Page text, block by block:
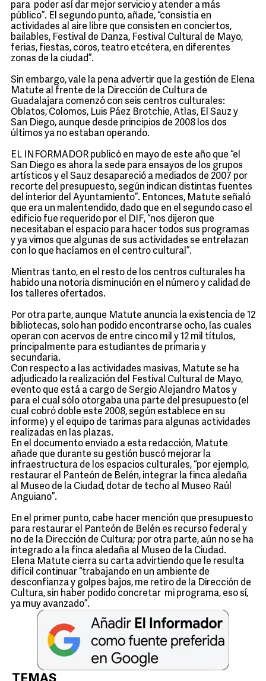
para poder así dar mejor servicio y atender a más
público”. El segundo punto, añade, “consistía en
actividades al aire libre que consisten en conciertos,
bailables, Festival de Danza, Festival Cultural de Mayo,
ferias, fiestas, coros, teatro etcétera, en diferentes
zonas de la ciudad”.
Sin embargo, vale la pena advertir que la gestión de Elena
Matute al frente de la Dirección de Cultura de
Guadalajara comenzó con seis centros culturales:
Oblatos, Colomos, Luis Páez Brotchie, Atlas, El Sauz y
San Diego, aunque desde principios de 2008 los dos
últimos ya no estaban operando.
EL INFORMADOR publicó en mayo de este año que “el
San Diego es ahora la sede para ensayos de los grupos
artísticos y el Sauz desapareció a mediados de 2007 por
recorte del presupuesto, según indican distintas fuentes
del interior del Ayuntamiento”. Entonces, Matute señaló
que era un malentendido, dado que en el segundo caso el
edificio fue requerido por el DIF, “nos dijeron que
necesitaban el espacio para hacer todos sus programas
y ya vimos que algunas de sus actividades se entrelazan
con lo que hacíamos en el centro cultural”.
Mientras tanto, en el resto de los centros culturales ha
habido una notoria disminución en el número y calidad de
los talleres ofertados.
Por otra parte, aunque Matute anuncia la existencia de 12
bibliotecas, solo han podido encontrarse ocho, las cuales
operan con acervos de entre cinco mil y 12 mil títulos,
principalmente para estudiantes de primaria y
secundaria.
Con respecto a las actividades masivas, Matute se ha
adjudicado la realización del Festival Cultural de Mayo,
evento que está a cargo de Sergio Alejandro Matos y
para el cual sólo otorgaba una parte del presupuesto (el
cual cobró doble este 2008, según establece en su
informe) y el equipo de tarimas para algunas actividades
realizadas en las plazas.
En el documento enviado a esta redacción, Matute
añade que durante su gestión buscó mejorar la
infraestructura de los espacios culturales, “por ejemplo,
restaurar el Panteón de Belén, integrar la finca aledaña
al Museo de la Ciudad, dotar de techo al Museo Raúl
Anguiano”.
En el primer punto, cabe hacer mención que presupuesto
para restaurar el Panteón de Belén es recurso federal y
no de la Dirección de Cultura; por otra parte, aún no se ha
integrado a la finca aledaña al Museo de la Ciudad.
Elena Matute cierra su carta advirtiendo que le resulta
difícil continuar “trabajando en un ambiente de
desconfianza y golpes bajos, me retiro de la Dirección de
Cultura, sin haber podido concretar mi programa, eso sí,
ya muy avanzado”.